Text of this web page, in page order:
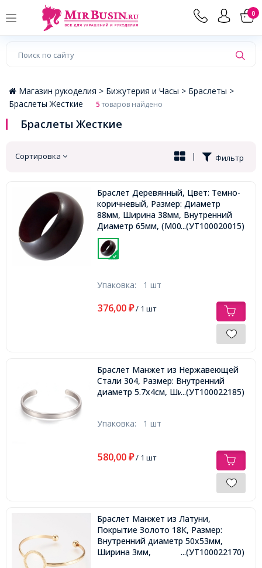
0
×
Магазин рукоделия > Бижутерия и Часы > Браслеты >
Браслеты Жесткие
5товаров найдено
Браслеты Жесткие
Сортировка Фильтр
|
Браслет Деревянный, Цвет: Темно-
коричневый, Размер: Диаметр
88мм, Ширина 38мм, Внутренний
Диаметр 65мм, (М0000000041)
...(УТ100020015)
Упаковка: 1 шт
376,00 ₽/ 1 шт
Браслет Манжет из Нержавеющей
Стали 304, Размер: Внутренний
диаметр 5.7x4см, Ширина 4мм,
...(УТ100022185)
Упаковка: 1 шт
580,00 ₽/ 1 шт
Браслет Манжет из Латуни,
Покрытие Золото 18К, Размер:
Внутренний диаметр 50x53мм,
Ширина 3мм,
...(УТ100022170)